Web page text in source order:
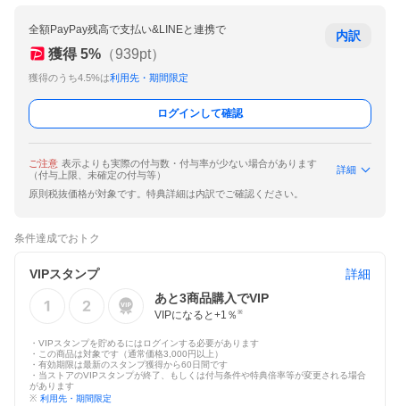
全額PayPay残高で支払い&LINEと連携で
獲得 5% （939pt）
獲得のうち4.5%は利用先・期間限定
内訳
ログインして確認
ご注意 表示よりも実際の付与数・付与率が少ない場合があります
（付与上限、未確定の付与等）
詳細
原則税抜価格が対象です。特典詳細は内訳でご確認ください。
条件達成でおトク
VIPスタンプ
詳細
あと3商品購入でVIP
VIPになると+1 ％ ※
・VIPスタンプを貯めるにはログインする必要があります
・この商品は対象です（通常価格3,000円以上）
・有効期限は最新のスタンプ獲得から60日間です
・当ストアのVIPスタンプが終了、もしくは付与条件や特典倍率等が変更される場合
があります
※ 利用先・期間限定